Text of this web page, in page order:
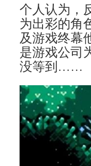
个人认为，
为出彩的角
及游戏终幕
是游戏公司
没等到……